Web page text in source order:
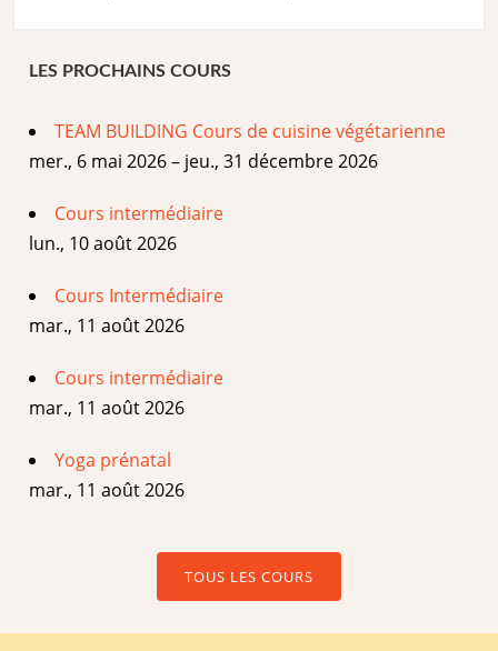
LES PROCHAINS COURS
TEAM BUILDING Cours de cuisine végétarienne
mer., 6 mai 2026 – jeu., 31 décembre 2026
Cours intermédiaire
lun., 10 août 2026
Cours Intermédiaire
mar., 11 août 2026
Cours intermédiaire
mar., 11 août 2026
Yoga prénatal
mar., 11 août 2026
TOUS LES COURS